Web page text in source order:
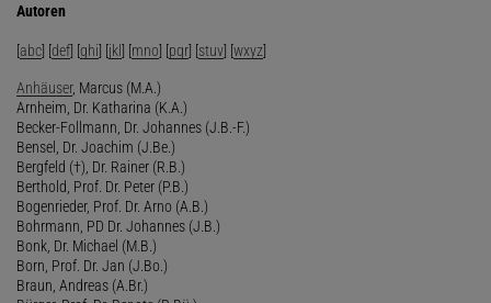
Autoren
[abc] [def] [ghi] [jkl] [mno] [pqr] [stuv] [wxyz]
Anhäuser, Marcus (M.A.)
Arnheim, Dr. Katharina (K.A.)
Becker-Follmann, Dr. Johannes (J.B.-F.)
Bensel, Dr. Joachim (J.Be.)
Bergfeld (†), Dr. Rainer (R.B.)
Berthold, Prof. Dr. Peter (P.B.)
Bogenrieder, Prof. Dr. Arno (A.B.)
Bohrmann, PD Dr. Johannes (J.B.)
Bonk, Dr. Michael (M.B.)
Born, Prof. Dr. Jan (J.Bo.)
Braun, Andreas (A.Br.)